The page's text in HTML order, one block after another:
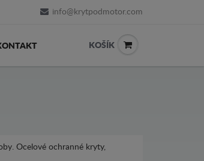
info@krytpodmotor.com
KOŠÍK
Ocelové ochranné kryty,